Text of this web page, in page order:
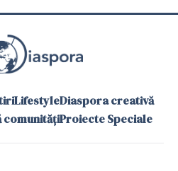
LifestyleDiaspora creativă
comunitățiProiecte Speciale